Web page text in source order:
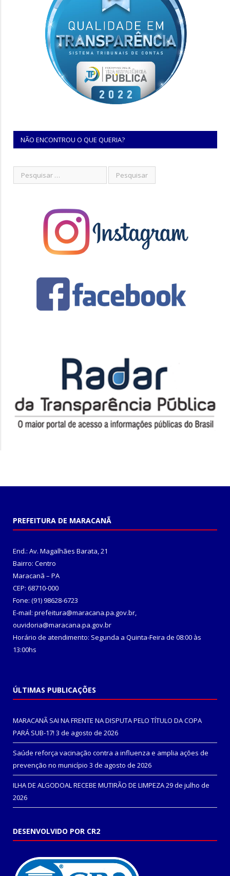
NÃO ENCONTROU O QUE QUERIA?
PREFEITURA DE MARACANÃ
End.: Av. Magalhães Barata, 21
Bairro: Centro
Maracanã – PA
CEP: 68710-000
Fone: (91) 98628-6723
E-mail: prefeitura@maracana.pa.gov.br,
ouvidoria@maracana.pa.gov.br
Horário de atendimento: Segunda a Quinta-Feira de 08:00 às
13:00hs
ÚLTIMAS PUBLICAÇÕES
MARACANÃ SAI NA FRENTE NA DISPUTA PELO TÍTULO DA COPA
PARÁ SUB-17! 3 de agosto de 2026
Saúde reforça vacinação contra a influenza e amplia ações de
prevenção no município 3 de agosto de 2026
ILHA DE ALGODOAL RECEBE MUTIRÃO DE LIMPEZA29 de julho de
2026
DESENVOLVIDO POR CR2